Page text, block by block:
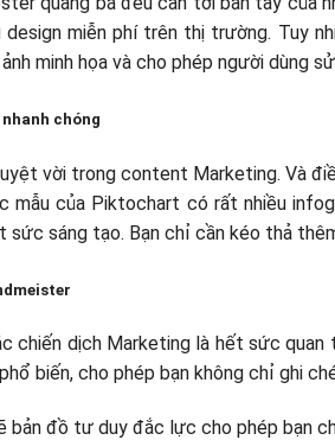
miễn phí trên thị trường. Tuy
minh họa và cho phép người dùng
chóng
vời trong content Marketing. Và
mẫu của Piktochart có rất nhiều
sáng tạo. Bạn chỉ cần kéo thả
chiến dịch Marketing là hết sức
biến, cho phép bạn không chỉ ghi
bản đồ tư duy đắc lực cho phép bạn